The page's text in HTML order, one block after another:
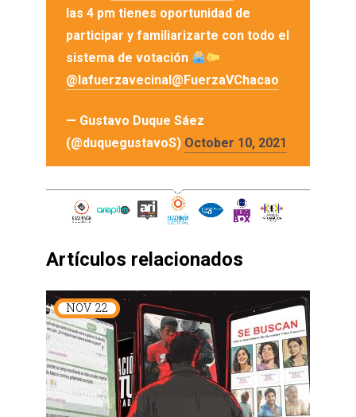
las 4 pm tienes oportunidad de
participar y familiarizarte con todo el
sistema de votación
@lafuerzavecinal @FuerzaVChacao
— Gustavo Duque Sáez
(@duquegustavoS) October 10, 2021
Artículos relacionados
NOV 22